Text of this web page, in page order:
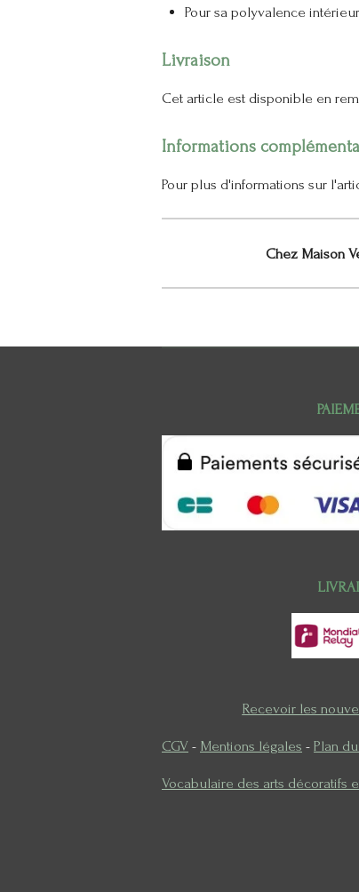
Pour sa polyvalence
Livraison
Cet article est disponible en
Informations
Pour plus d'informations sur
Chez Maison
Recevoir les
CGV - Mentions légales - Plan
Vocabulaire des arts décoratifs